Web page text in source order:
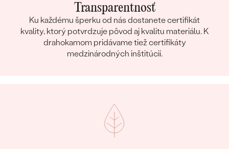
Transparentnosť
Ku každému šperku od nás dostanete certifikát
kvality, ktorý potvrdzuje pôvod aj kvalitu materiálu. K
drahokamom pridávame tiež certifikáty
medzinárodných inštitúcií.